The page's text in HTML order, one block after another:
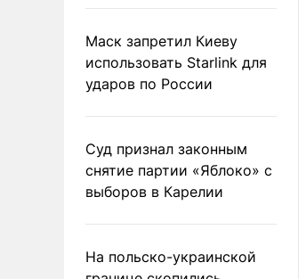
Маск запретил Киеву
использовать Starlink для
ударов по России
Суд признал законным
снятие партии «Яблоко» с
выборов в Карелии
На польско-украинской